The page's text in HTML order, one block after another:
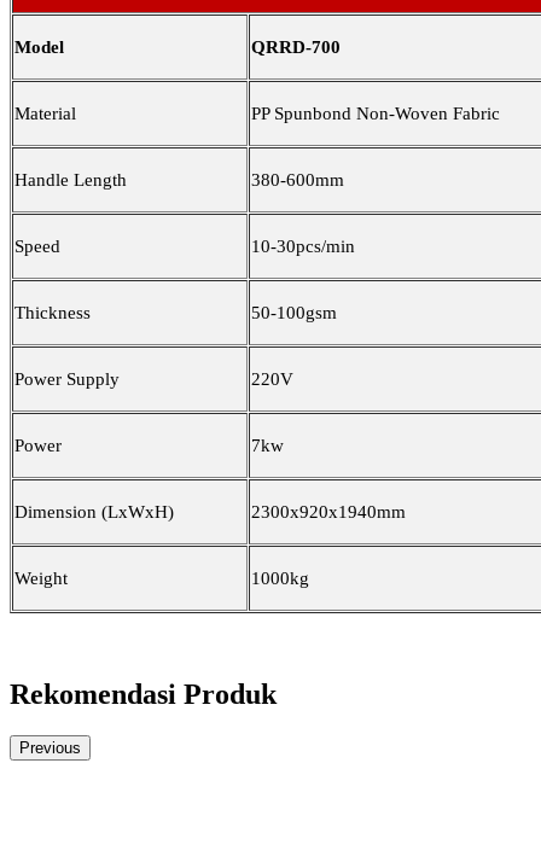
Model QRRD-700
Material PP Spunbond Non-Woven Fabric
Handle Length 380-600mm
Speed 10-30pcs/min
Thickness 50-100gsm
Power Supply 220V
Power 7kw
Dimension (LxWxH) 2300x920x1940mm
Weight 1000kg
Rekomendasi Produk
Previous